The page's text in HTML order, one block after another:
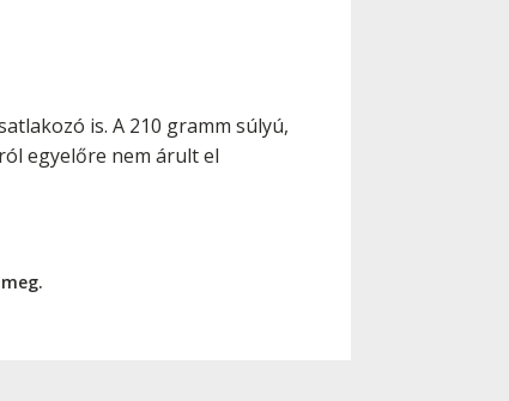
is. A 210 gramm súlyú,
egyelőre nem árult el